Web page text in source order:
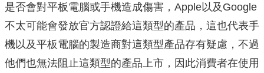
是否會對平板電腦或手機造成傷害，Apple以及Google
不太可能會發放官方認證給這類型的產品，這也代表手
機以及平板電腦的製造商對這類型產品存有疑慮，不過
他們也無法阻止這類型的產品上市，因此消費者在使用